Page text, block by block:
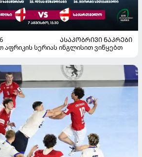
ᲐᲡᲐᲙᲝᲑᲠᲘᲕᲘ ᲜᲐᲙᲠᲔᲑᲘ
აფრიკის სერიას ინგლისით ვიწყებთ